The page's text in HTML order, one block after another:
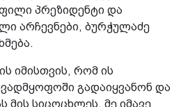
პრეზიდენტი და
არჩევნები, ბურჭულაძე
იმისთვის, რომ ის
გადაიყვანონ და
მის სიცოცხლეს. მე იმავე